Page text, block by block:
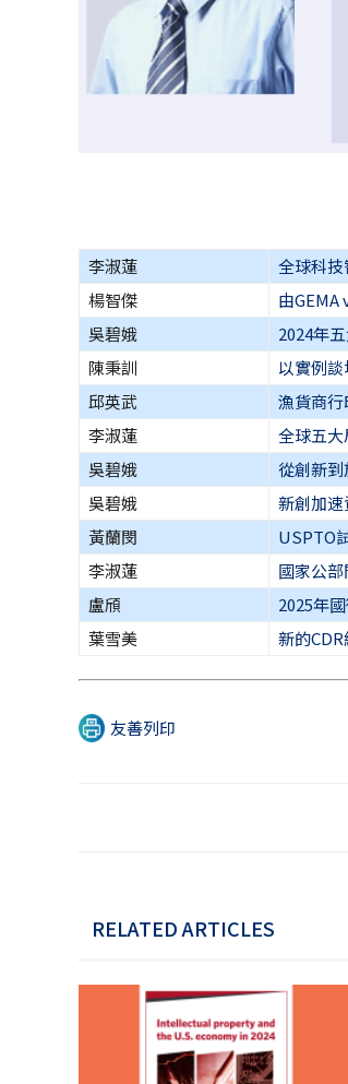
李淑蓮
全球科
楊智傑
由
吳碧娥
2024年
陳秉訓
以實例
邱英武
漁貨商
李淑蓮
全球五
吳碧娥
從創新
吳碧娥
新創加
黃蘭閔
USPTO
李淑蓮
國家公
盧頎
2025年
葉雪美
新的
友善列印
RELATED ARTICLES